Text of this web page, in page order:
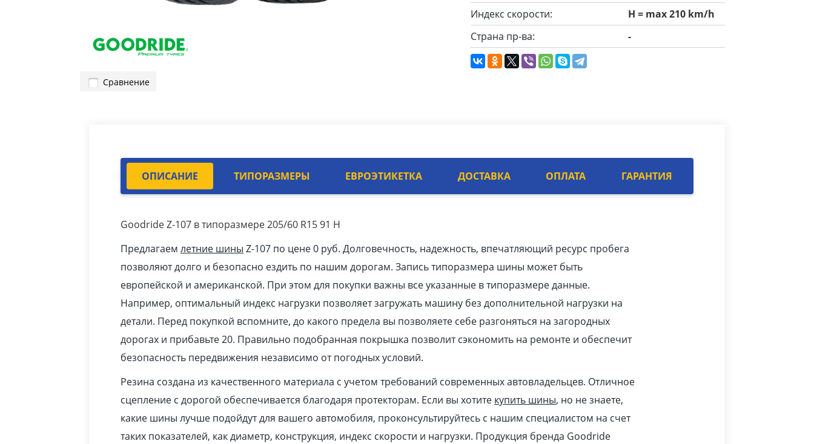
Сравнение
Индекс скорости:
H = max 210 km/h
Страна пр-ва:
-
ОПИСАНИЕ ТИПОРАЗМЕРЫ ЕВРОЭТИКЕТКА ДОСТАВКА ОПЛАТА ГАРАНТИЯ
Goodride Z-107 в типоразмере 205/60 R15 91 H
Предлагаем летние шины Z-107 по цене 0 руб. Долговечность, надежность, впечатляющий ресурс пробега
позволяют долго и безопасно ездить по нашим дорогам. Запись типоразмера шины может быть
европейской и американской. При этом для покупки важны все указанные в типоразмере данные.
Например, оптимальный индекс нагрузки позволяет загружать машину без дополнительной нагрузки на
детали. Перед покупкой вспомните, до какого предела вы позволяете себе разгоняться на загородных
дорогах и прибавьте 20. Правильно подобранная покрышка позволит сэкономить на ремонте и обеспечит
безопасность передвижения независимо от погодных условий.
Резина создана из качественного материала с учетом требований современных автовладельцев. Отличное
сцепление с дорогой обеспечивается благодаря протекторам. Если вы хотите купить шины, но не знаете,
какие шины лучше подойдут для вашего автомобиля, проконсультируйтесь с нашим специалистом на счет
таких показателей, как диаметр, конструкция, индекс скорости и нагрузки. Продукция бренда Goodride